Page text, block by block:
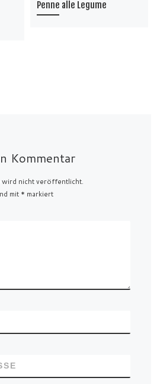
Penne alle Legume
Kommentar
nicht veröffentlicht.
mit * markiert